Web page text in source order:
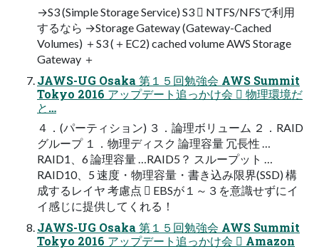
→S3 (Simple Storage Service) S3  NTFS/NFSで利用
するなら →Storage Gateway (Gateway-Cached
Volumes) ＋S3 (＋EC2) cached volume AWS Storage
Gateway ＋
JAWS-UG Osaka 第１５回勉強会 AWS Summit
Tokyo 2016 アップデート追っかけ会  物理環境だ
と…
４．(パーティション) ３．論理ボリューム ２．RAID
グループ １．物理ディスク 論理容量 冗長性 …
RAID1、6 論理容量 …RAID5？ スループット …
RAID10、5 速度・物理容量・書き込み限界(SSD) 構
成するレイヤ 考慮点  EBSが１～３を意識せずにイ
イ感じに提供してくれる！
JAWS-UG Osaka 第１５回勉強会 AWS Summit
Tokyo 2016 アップデート追っかけ会  Amazon